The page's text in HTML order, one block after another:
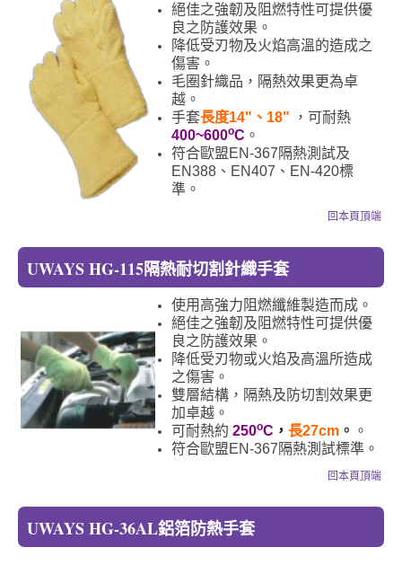
絕佳之強韌及阻燃特性可提供優
良之防護效果。
降低受刃物及火焰高溫的造成之
傷害。
毛圈針織品，隔熱效果更為卓
越。
手套長度14"、18" ，可耐熱
400~600oC 。
符合歐盟EN-367隔熱測試及
EN388、EN407、EN-420標
準。
回本頁頂端
UWAYS HG-115隔熱耐切割針織手套
使用高強力阻燃纖維製造而成。
絕佳之強韌及阻燃特性可提供優
良之防護效果。
降低受刃物或火焰及高溫所造成
之傷害。
雙層結構，隔熱及防切割效果更
加卓越。
可耐熱約 250oC ， 長27cm 。 。
符合歐盟EN-367隔熱測試標準。
回本頁頂端
UWAYS HG-36AL鋁箔防熱手套